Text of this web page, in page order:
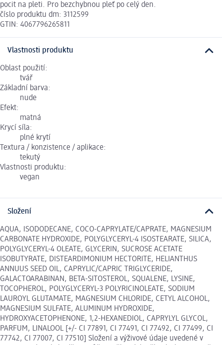
pocit na pleti. Pro bezchybnou pleť po celý den.
číslo produktu dm: 3112599
GTIN: 4067796265811
Vlastnosti produktu
Oblast použití:
tvář
Základní barva:
nude
Efekt:
matná
Krycí síla:
plné krytí
Textura / konzistence / aplikace:
tekutý
Vlastnosti produktu:
vegan
Složení
AQUA, ISODODECANE, COCO-CAPRYLATE/CAPRATE, MAGNESIUM
CARBONATE HYDROXIDE, POLYGLYCERYL-4 ISOSTEARATE, SILICA,
POLYGLYCERYL-4 OLEATE, GLYCERIN, SUCROSE ACETATE
ISOBUTYRATE, DISTEARDIMONIUM HECTORITE, HELIANTHUS
ANNUUS SEED OIL, CAPRYLIC/CAPRIC TRIGLYCERIDE,
GALACTOARABINAN, BETA-SITOSTEROL, SQUALENE, LYSINE,
TOCOPHEROL, POLYGLYCERYL-3 POLYRICINOLEATE, SODIUM
LAUROYL GLUTAMATE, MAGNESIUM CHLORIDE, CETYL ALCOHOL,
MAGNESIUM SULFATE, ALUMINUM HYDROXIDE,
HYDROXYACETOPHENONE, 1,2-HEXANEDIOL, CAPRYLYL GLYCOL,
PARFUM, LINALOOL [+/- CI 77891, CI 77491, CI 77492, CI 77499, CI
77742, CI 77007, CI 77510] Složení a výživové údaje uvedené v